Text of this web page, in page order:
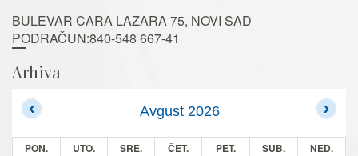
BULEVAR CARA LAZARA 75, NOVI SAD
PODRAČUN:840-548 667-41
Arhiva
Avgust 2026
PON. UTO. SRE. ČET. PET. SUB. NED.